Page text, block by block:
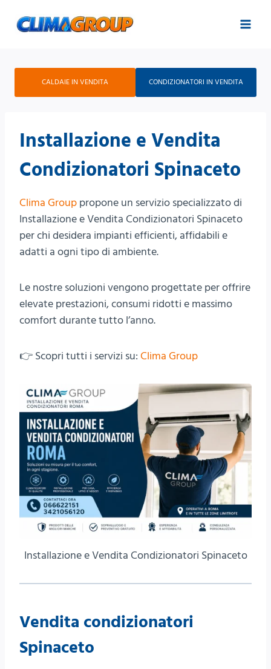
CALDAIE IN VENDITA CONDIZIONATORI IN VENDITA
Installazione e Vendita
Condizionatori Spinaceto
Clima Group propone un servizio specializzato di
Installazione e Vendita Condizionatori Spinaceto
per chi desidera impianti efficienti, affidabili e
adatti a ogni tipo di ambiente.
Le nostre soluzioni vengono progettate per offrire
elevate prestazioni, consumi ridotti e massimo
comfort durante tutto l’anno.
👉 Scopri tutti i servizi su: Clima Group
Installazione e Vendita Condizionatori Spinaceto
Vendita condizionatori
Spinaceto